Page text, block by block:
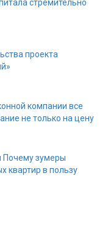
стремительно
проекта
компании все
не только на цену
Почему зумеры
квартир в пользу